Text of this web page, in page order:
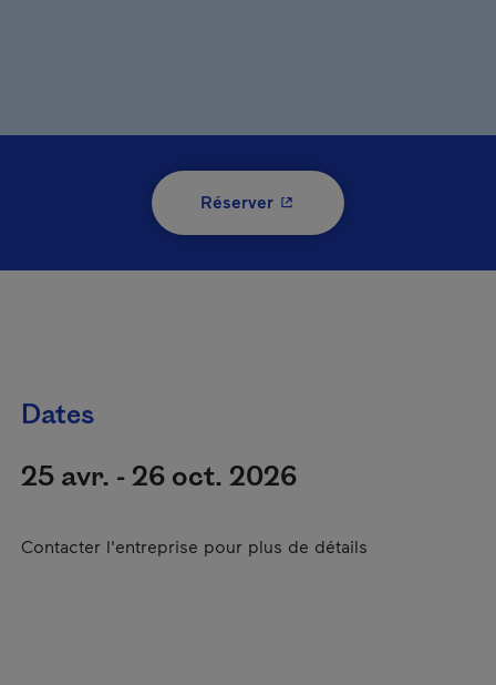
Réserver- Cet hyperlien s'ouvrira
Dates
25 avr. - 26 oct. 2026
Contacter l'entreprise pour plus de détails